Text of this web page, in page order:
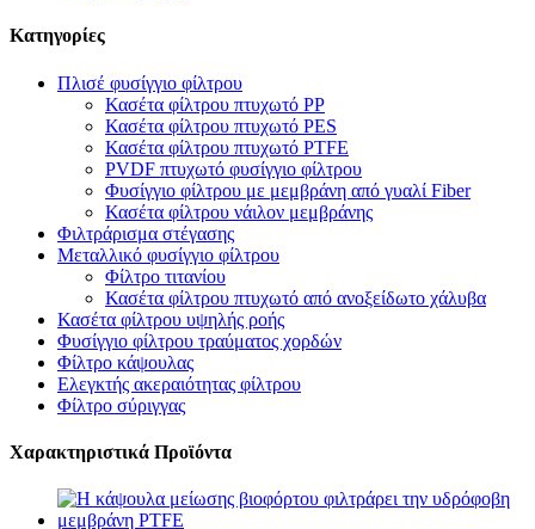
Κατηγορίες
Πλισέ φυσίγγιο φίλτρου
Κασέτα φίλτρου πτυχωτό PP
Κασέτα φίλτρου πτυχωτό PES
Κασέτα φίλτρου πτυχωτό PTFE
PVDF πτυχωτό φυσίγγιο φίλτρου
Φυσίγγιο φίλτρου με μεμβράνη από γυαλί Fiber
Κασέτα φίλτρου νάιλον μεμβράνης
Φιλτράρισμα στέγασης
Μεταλλικό φυσίγγιο φίλτρου
Φίλτρο τιτανίου
Κασέτα φίλτρου πτυχωτό από ανοξείδωτο χάλυβα
Κασέτα φίλτρου υψηλής ροής
Φυσίγγιο φίλτρου τραύματος χορδών
Φίλτρο κάψουλας
Ελεγκτής ακεραιότητας φίλτρου
Φίλτρο σύριγγας
Χαρακτηριστικά Προϊόντα